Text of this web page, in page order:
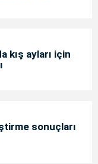
kış ayları için
sonuçları